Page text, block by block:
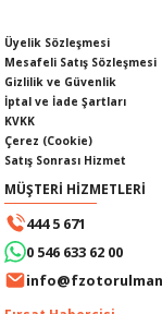
KAPAĞI
Üyelik Sözleşmesi
Mesafeli Satış Sözleşmesi
Gizlilik ve Güvenlik
İptal ve İade Şartları
KVKK
Çerez (Cookie)
Satış Sonrası Hizmet
MÜŞTERİ HİZMETLERİ
444 5 671
0 546 633 62 00